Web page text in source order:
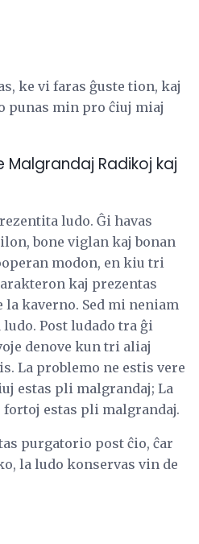
ke vi faras ĝuste tion, kaj
punas min pro ĉiuj miaj
Malgrandaj Radikoj kaj
ludo. Ĝi havas
bone viglan kaj bonan
modon, en kiu tri
kaj prezentas
kaverno. Sed mi neniam
Post ludado tra ĝi
denove kun tri aliaj
La problemo ne estis vere
estas pli malgrandaj; La
fortoj estas pli malgrandaj.
purgatorio post ĉio, ĉar
la ludo konservas vin de